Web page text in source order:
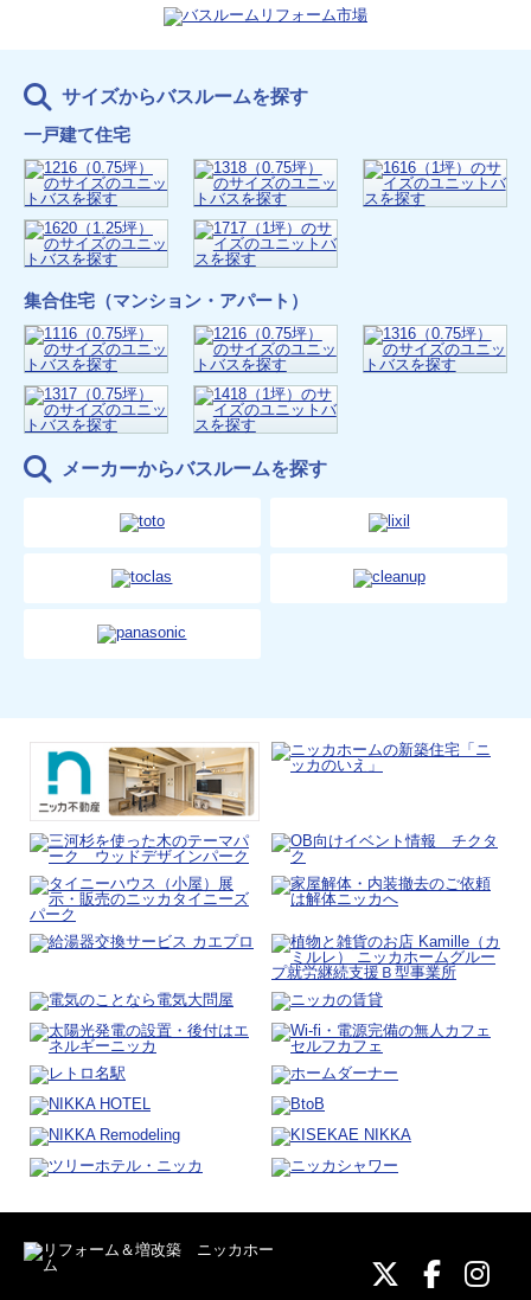
サイズからバスルームを探す
一戸建て住宅
集合住宅（マンション・アパート）
メーカーからバスルームを探す
ニッカ
ニッニ